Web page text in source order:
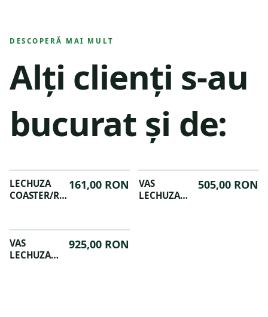
DESCOPERĂ MAI MULT
Alți clienți s-au
bucurat și de:
LECHUZA
COASTER/ROTI
CUBE 40
CANTO 40
161,00 RON
VAS
LECHUZA
505,00 RON
VAS
LECHUZA
925,00 RON